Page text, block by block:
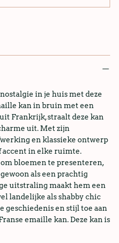
in je huis met deze
kan in bruin met een
Frankrijk, straalt deze kan
uit. Met zijn
en klassieke ontwerp
accent in elke ruimte.
bloemen te presenteren,
als een prachtig
uitstraling maakt hem een
landelijke als shabby chic
geschiedenis en stijl toe aan
emaille kan. Deze kan is